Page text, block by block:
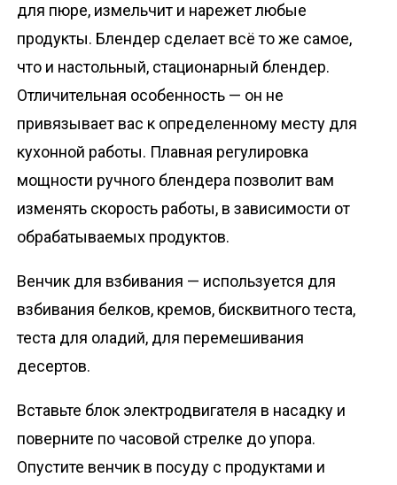
для пюре, измельчит и нарежет любые
продукты. Блендер сделает всё то же самое,
что и настольный, стационарный блендер.
Отличительная особенность — он не
привязывает вас к определенному месту для
кухонной работы. Плавная регулировка
мощности ручного блендера позволит вам
изменять скорость работы, в зависимости от
обрабатываемых продуктов.
Венчик для взбивания — используется для
взбивания белков, кремов, бисквитного теста,
теста для оладий, для перемешивания
десертов.
Вставьте блок электродвигателя в насадку и
поверните по часовой стрелке до упора.
Опустите венчик в посуду с продуктами и